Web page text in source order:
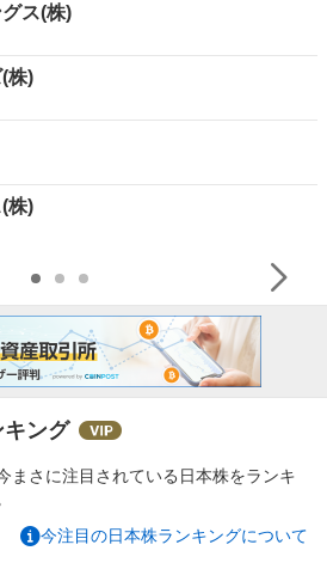
ス(株)
株)
株)
ング
まさに注目されている日本株をランキ
今注目の日本株ランキングについて